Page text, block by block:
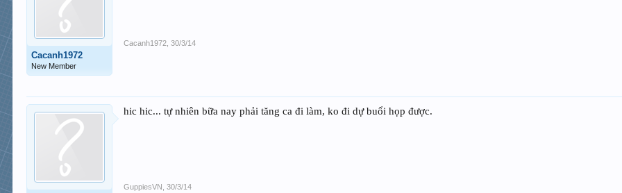
Cacanh1972
New Member
Cacanh1972 30/3/14
hic hic... tự nhiên bữa nay phải tăng ca đi làm, ko đi dự buổi họp được.
GuppiesVN 30/3/14